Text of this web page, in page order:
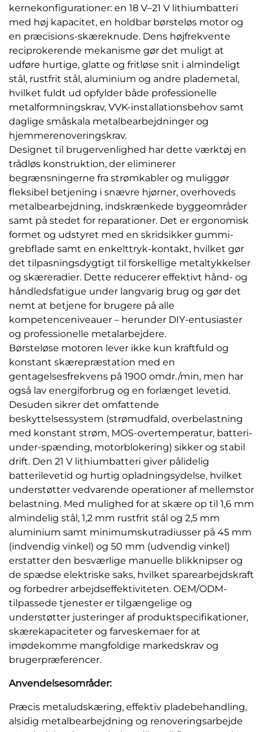
kernekonfigurationer: en 18 V–21 V lithiumbatteri
med høj kapacitet, en holdbar børsteløs motor og
en præcisions-skæreknude. Dens højfrekvente
reciprokerende mekanisme gør det muligt at
udføre hurtige, glatte og fritløse snit i almindeligt
stål, rustfrit stål, aluminium og andre plademetal,
hvilket fuldt ud opfylder både professionelle
metalformningskrav, VVK-installationsbehov samt
daglige småskala metalbearbejdninger og
hjemmerenoveringskrav.
Designet til brugervenlighed har dette værktøj en
trådløs konstruktion, der eliminerer
begrænsningerne fra strømkabler og muliggør
fleksibel betjening i snævre hjørner, overhoveds
metalbearbejdning, indskrænkede byggeområder
samt på stedet for reparationer. Det er ergonomisk
formet og udstyret med en skridsikker gummi-
grebflade samt en enkelttryk-kontakt, hvilket gør
det tilpasningsdygtigt til forskellige metaltykkelser
og skæreradier. Dette reducerer effektivt hånd- og
håndledsfatigue under langvarig brug og gør det
nemt at betjene for brugere på alle
kompetenceniveauer – herunder DIY-entusiaster
og professionelle metalarbejdere.
Børsteløse motoren lever ikke kun kraftfuld og
konstant skærepræstation med en
gentagelsesfrekvens på 1900 omdr./min, men har
også lav energiforbrug og en forlænget levetid.
Desuden sikrer det omfattende
beskyttelsessystem (strømudfald, overbelastning
med konstant strøm, MOS-overtemperatur, batteri-
under-spænding, motorblokering) sikker og stabil
drift. Den 21 V lithiumbatteri giver pålidelig
batterilevetid og hurtig opladningsydelse, hvilket
understøtter vedvarende operationer af mellemstor
belastning. Med mulighed for at skære op til 1,6 mm
almindelig stål, 1,2 mm rustfrit stål og 2,5 mm
aluminium samt minimumskutradiusser på 45 mm
(indvendig vinkel) og 50 mm (udvendig vinkel)
erstatter den besværlige manuelle blikknipser og
de spædse elektriske saks, hvilket sparearbejdskraft
og forbedrer arbejdseffektiviteten. OEM/ODM-
tilpassede tjenester er tilgængelige og
understøtter justeringer af produktspecifikationer,
skærekapaciteter og farveskemaer for at
imødekomme mangfoldige markedskrav og
brugerpræferencer.
Anvendelsesområder:
Præcis metaludskæring, effektiv pladebehandling,
alsidig metalbearbejdning og renoveringsarbejde